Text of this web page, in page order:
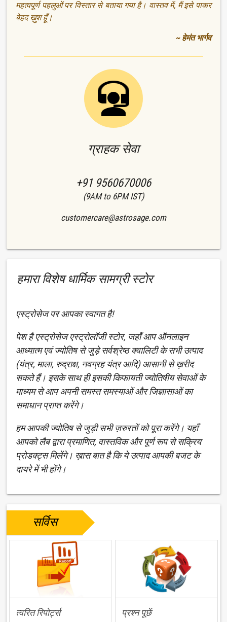
महत्वपूर्ण पहलुओं पर विस्तार से बताया गया है। वास्तव में, मैं इसे पाकर
बेहद ख़ुश हूँ।
~ हेमंत भार्गव
ग्राहक सेवा
+91 9560670006
(9AM to 6PM IST)
customercare@astrosage.com
हमारा विशेष धार्मिक सामग्री स्टोर
एस्ट्रोसेज पर आपका स्वागत है!
पेश है एस्ट्रोसेज एस्ट्रोलॉजी स्टोर, जहाँ आप ऑनलाइन
आध्यात्म एवं ज्योतिष से जुड़े सर्वश्रेष्ठ क्वालिटी के सभी उत्पाद
(यंत्र, माला, रुद्राक्ष, नवग्रह यंत्र आदि) आसानी से ख़रीद
सकते हैं। इसके साथ ही इसकी किफायती ज्योतिषीय सेवाओं के
माध्यम से आप अपनी समस्त समस्याओं और जिज्ञासाओं का
समाधान प्राप्त करेंगे।
हम आपकी ज्योतिष से जुड़ी सभी ज़रुरतों को पूरा करेंगे। यहाँ
आपको लैब द्वारा प्रमाणित, वास्तविक और पूर्ण रूप से सक्रिय
प्रोडक्ट्स मिलेंगे। ख़ास बात है कि ये उत्पाद आपकी बजट के
दायरे में भी होंगे।
सर्विस
त्वरित रिपोर्ट्स प्रश्न पूछें